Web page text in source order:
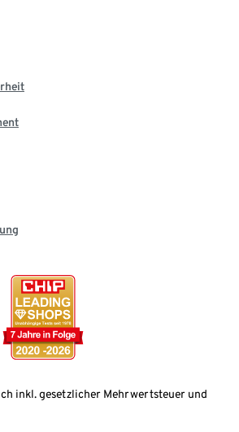
inkl. gesetzlicher Mehrwertsteuer und